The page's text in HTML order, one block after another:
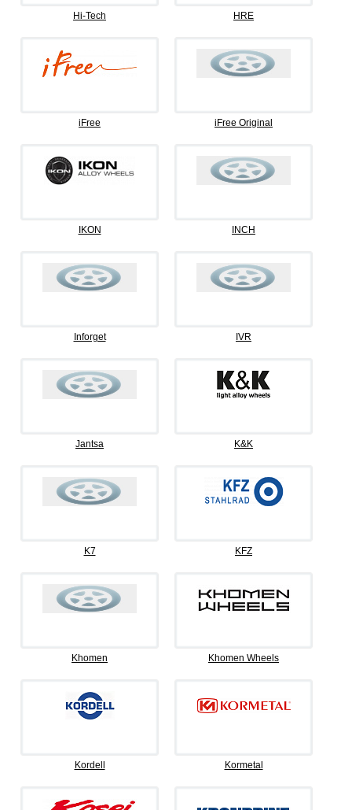
Hi-Tech HRE
iFree iFree Original
IKON INCH
Inforget IVR
Jantsa K&K
K7 KFZ
Khomen Khomen Wheels
Kordell Kormetal